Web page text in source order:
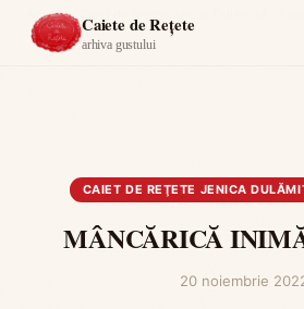
Caiete de Rețete
arhiva gustului
Acasă ›
INIMĂ DE VACĂ
CAIET DE REŢETE JENICA
MÂNCĂRICĂ
20 noiembrie